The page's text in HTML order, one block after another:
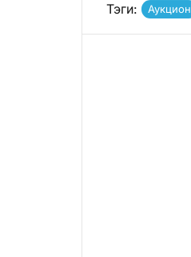
Тэги: Аукцион